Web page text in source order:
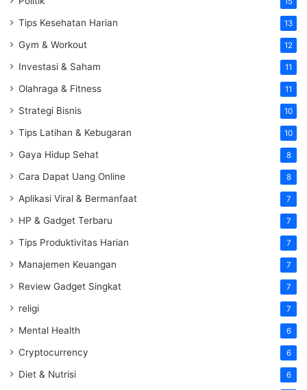
Tips Kesehatan Harian 13
Gym & Workout 12
Investasi & Saham 11
Olahraga & Fitness 11
Strategi Bisnis 10
Tips Latihan & Kebugaran 10
Gaya Hidup Sehat 8
Cara Dapat Uang Online 8
Aplikasi Viral & Bermanfaat 7
HP & Gadget Terbaru 7
Tips Produktivitas Harian 7
Manajemen Keuangan 7
Review Gadget Singkat 7
religi 7
Mental Health 6
Cryptocurrency 6
Diet & Nutrisi 6